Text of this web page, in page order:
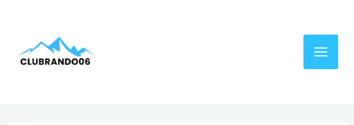
contenu
de
l’article